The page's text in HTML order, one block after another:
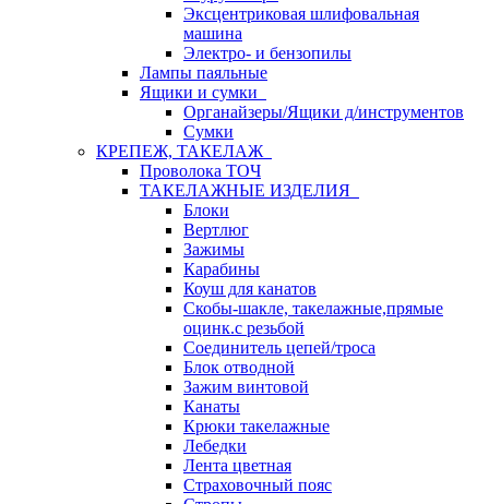
Эксцентриковая шлифовальная
машина
Электро- и бензопилы
Лампы паяльные
Ящики и сумки
Органайзеры/Ящики д/инструментов
Сумки
КРЕПЕЖ, ТАКЕЛАЖ
Проволока ТОЧ
ТАКЕЛАЖНЫЕ ИЗДЕЛИЯ
Блоки
Вертлюг
Зажимы
Карабины
Коуш для канатов
Скобы-шакле, такелажные,прямые
оцинк.с резьбой
Соединитель цепей/троса
Блок отводной
Зажим винтовой
Канаты
Крюки такелажные
Лебедки
Лента цветная
Страховочный пояс